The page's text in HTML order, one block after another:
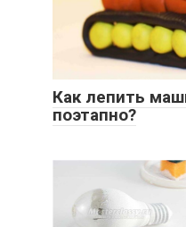
Как лепить
поэтапно?